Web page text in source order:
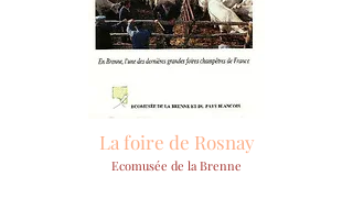
La foire de Rosnay
Ecomusée de la Brenne